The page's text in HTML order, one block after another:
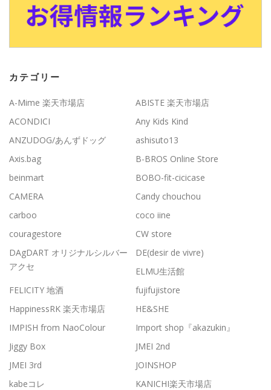
カテゴリー
A-Mime 楽天市場店
ABISTE 楽天市場店
ACONDICI
Any Kids Kind
ANZUDOG/あんずドッグ
ashisuto13
Axis.bag
B-BROS Online Store
beinmart
BOBO-fit-cicicase
CAMERA
Candy chouchou
carboo
coco iine
couragestore
CW store
DAgDART オリジナルシルバー
アクセ
DE(desir de vivre)
ELMU生活館
FELICITY 地酒
fujifujistore
HappinessRK 楽天市場店
HE&SHE
IMPISH from NaoColour
Import shop『akazukin』
Jiggy Box
JMEI 2nd
JMEI 3rd
JOINSHOP
kabeコレ
KANICHI楽天市場店